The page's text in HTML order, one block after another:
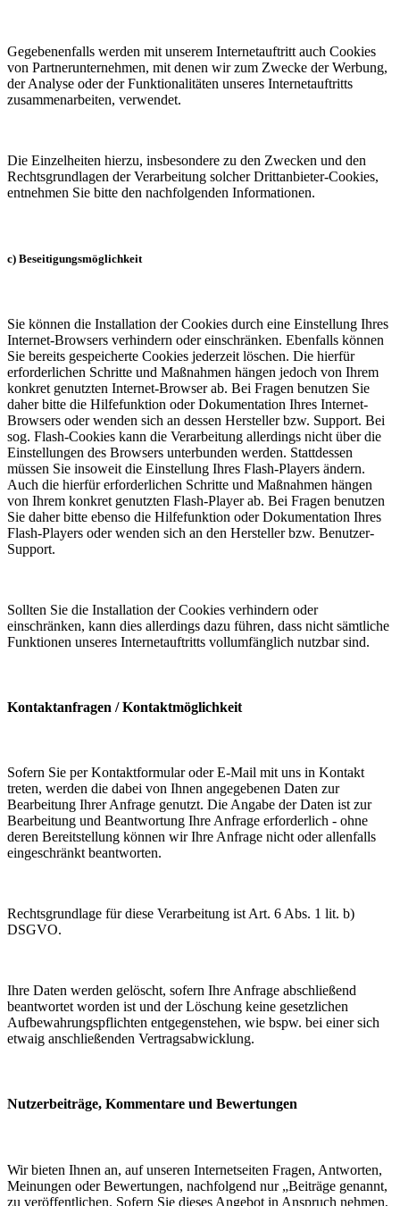
Gegebenenfalls werden mit unserem Internetauftritt auch Cookies
von Partnerunternehmen, mit denen wir zum Zwecke der Werbung,
der Analyse oder der Funktionalitäten unseres Internetauftritts
zusammenarbeiten, verwendet.
Die Einzelheiten hierzu, insbesondere zu den Zwecken und den
Rechtsgrundlagen der Verarbeitung solcher Drittanbieter-Cookies,
entnehmen Sie bitte den nachfolgenden Informationen.
c) Beseitigungsmöglichkeit
Sie können die Installation der Cookies durch eine Einstellung Ihres
Internet-Browsers verhindern oder einschränken. Ebenfalls können
Sie bereits gespeicherte Cookies jederzeit löschen. Die hierfür
erforderlichen Schritte und Maßnahmen hängen jedoch von Ihrem
konkret genutzten Internet-Browser ab. Bei Fragen benutzen Sie
daher bitte die Hilfefunktion oder Dokumentation Ihres Internet-
Browsers oder wenden sich an dessen Hersteller bzw. Support. Bei
sog. Flash-Cookies kann die Verarbeitung allerdings nicht über die
Einstellungen des Browsers unterbunden werden. Stattdessen
müssen Sie insoweit die Einstellung Ihres Flash-Players ändern.
Auch die hierfür erforderlichen Schritte und Maßnahmen hängen
von Ihrem konkret genutzten Flash-Player ab. Bei Fragen benutzen
Sie daher bitte ebenso die Hilfefunktion oder Dokumentation Ihres
Flash-Players oder wenden sich an den Hersteller bzw. Benutzer-
Support.
Sollten Sie die Installation der Cookies verhindern oder
einschränken, kann dies allerdings dazu führen, dass nicht sämtliche
Funktionen unseres Internetauftritts vollumfänglich nutzbar sind.
Kontaktanfragen / Kontaktmöglichkeit
Sofern Sie per Kontaktformular oder E-Mail mit uns in Kontakt
treten, werden die dabei von Ihnen angegebenen Daten zur
Bearbeitung Ihrer Anfrage genutzt. Die Angabe der Daten ist zur
Bearbeitung und Beantwortung Ihre Anfrage erforderlich - ohne
deren Bereitstellung können wir Ihre Anfrage nicht oder allenfalls
eingeschränkt beantworten.
Rechtsgrundlage für diese Verarbeitung ist Art. 6 Abs. 1 lit. b)
DSGVO.
Ihre Daten werden gelöscht, sofern Ihre Anfrage abschließend
beantwortet worden ist und der Löschung keine gesetzlichen
Aufbewahrungspflichten entgegenstehen, wie bspw. bei einer sich
etwaig anschließenden Vertragsabwicklung.
Nutzerbeiträge, Kommentare und Bewertungen
Wir bieten Ihnen an, auf unseren Internetseiten Fragen, Antworten,
Meinungen oder Bewertungen, nachfolgend nur „Beiträge genannt,
zu veröffentlichen. Sofern Sie dieses Angebot in Anspruch nehmen,